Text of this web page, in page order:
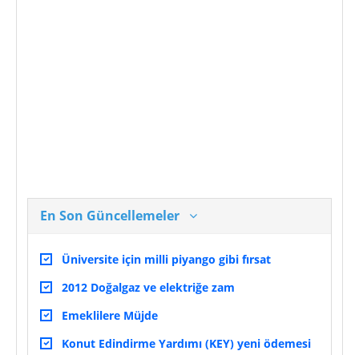
En Son Güncellemeler
Üniversite için milli piyango gibi fırsat
2012 Doğalgaz ve elektriğe zam
Emeklilere Müjde
Konut Edindirme Yardımı (KEY) yeni ödemesi